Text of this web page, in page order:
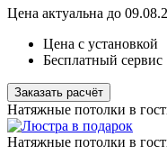
Цена актуальна до
Цена с установкой
Бесплатный сервис
Заказать расчёт
Натяжные потолки в
Натяжные потолки в